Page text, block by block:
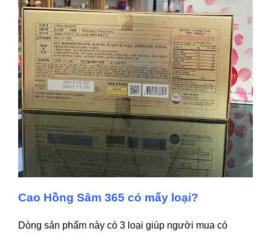
Cao Hồng Sâm 365 có mấy loại?
Dòng sản phẩm này có 3 loại giúp người mua có